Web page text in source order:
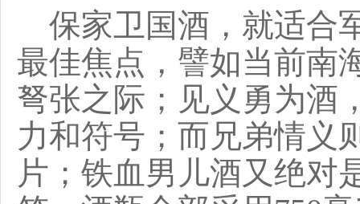
保家卫国酒，就适合
最佳焦点，譬如当前南
弩张之际；见义勇为酒
力和符号；而兄弟情义
片；铁血男儿酒又绝对